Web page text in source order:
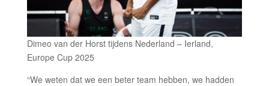
Dimeo van der Horst tijdens Nederland – Ierland,
Europe Cup 2025
“We weten dat we een beter team hebben, we hadden